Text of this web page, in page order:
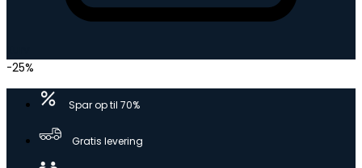
-25%
Spar op til 70%
Gratis levering